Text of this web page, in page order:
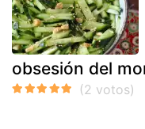
obsesión del